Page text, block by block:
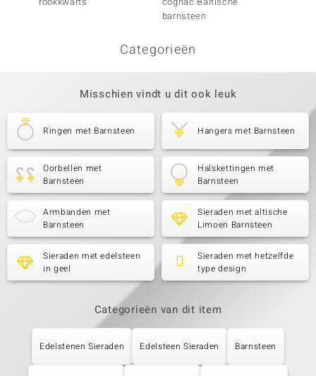
barnsteen
Categorieën
Misschien vindt u dit ook leuk
Ringen met Barnsteen Hangers met Barnsteen
Oorbellen met
Barnsteen
Halskettingen met
Barnsteen
Armbanden met
Barnsteen
Sieraden met altische
Limoen Barnsteen
Sieraden met edelsteen
in geel
Sieraden met hetzelfde
type design
Categorieën van dit item
Edelstenen Sieraden Edelsteen Sieraden Barnsteen